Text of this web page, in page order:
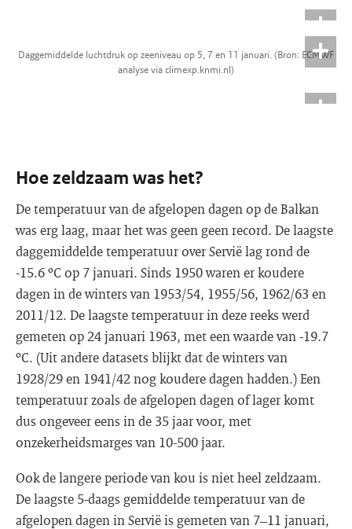
Daggemiddelde luchtdruk op zeeniveau op 5, 7 en 11 januari. (Bron: ECMWF
analyse via climexp.knmi.nl)
Hoe zeldzaam was het?
De temperatuur van de afgelopen dagen op de Balkan
was erg laag, maar het was geen geen record. De laagste
daggemiddelde temperatuur over Servië lag rond de
-15.6 ºC op 7 januari. Sinds 1950 waren er koudere
dagen in de winters van 1953/54, 1955/56, 1962/63 en
2011/12. De laagste temperatuur in deze reeks werd
gemeten op 24 januari 1963, met een waarde van -19.7
ºC. (Uit andere datasets blijkt dat de winters van
1928/29 en 1941/42 nog koudere dagen hadden.) Een
temperatuur zoals de afgelopen dagen of lager komt
dus ongeveer eens in de 35 jaar voor, met
onzekerheidsmarges van 10-500 jaar.
Ook de langere periode van kou is niet heel zeldzaam.
De laagste 5-daags gemiddelde temperatuur van de
afgelopen dagen in Servië is gemeten van 7–11 januari,